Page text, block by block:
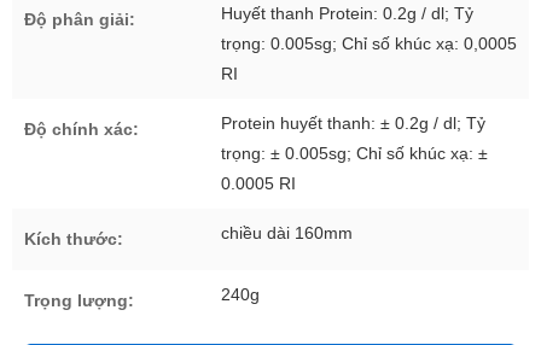
Độ phân giải:
Huyết thanh Protein: 0.2g / dl; Tỷ
trọng: 0.005sg; Chỉ số khúc xạ: 0,0005
RI
Độ chính xác:
Protein huyết thanh: ± 0.2g / dl; Tỷ
trọng: ± 0.005sg; Chỉ số khúc xạ: ±
0.0005 RI
Kích thước: chiều dài 160mm
Trọng lượng: 240g